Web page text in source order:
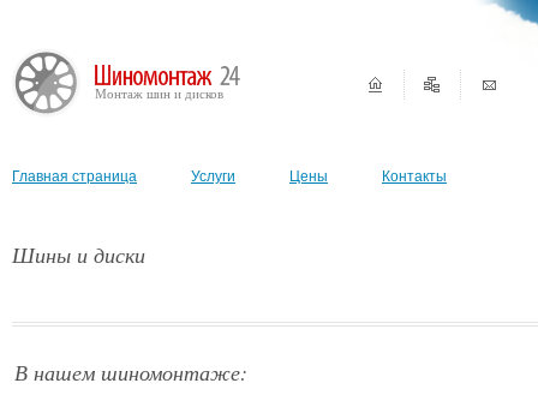
Монтаж шин и дисков
Главная страница Услуги Цены Контакты
Шины и диски
В нашем шиномонтаже: